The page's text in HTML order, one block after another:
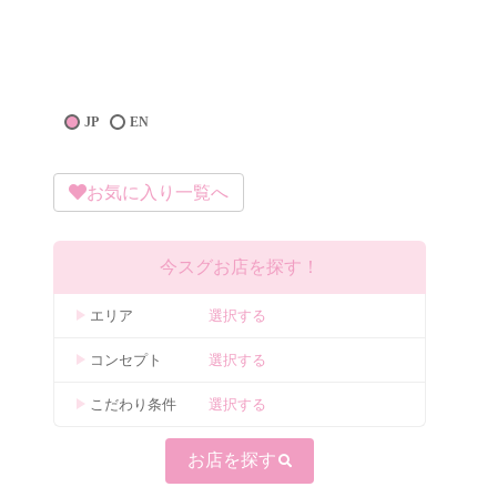
EN
JP
お気に入り一覧へ
今スグお店を探す！
エリア 選択する
コンセプト 選択する
こだわり条件 選択する
お店を探す